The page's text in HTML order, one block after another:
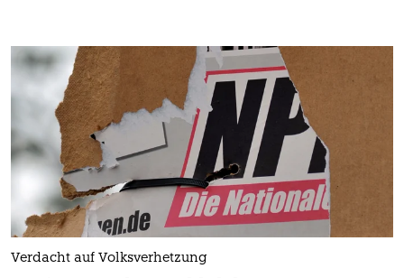
Verdacht auf Volksverhetzung